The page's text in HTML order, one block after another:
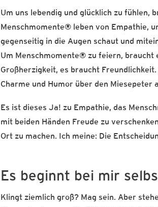
Um uns lebendig und glücklich zu fühlen,
Menschmomente® leben von Empathie,
gegenseitig in die Augen schaut und
Um Menschmomente® zu feiern, braucht
Großherzigkeit, es braucht
Charme und Humor über den Miesepeter
Es ist dieses Ja! zu Empathie, das
mit beiden Händen Freude zu
Ort zu machen. Ich meine: Die
Es beginnt bei mir
Klingt ziemlich groß? Mag sein. Aber